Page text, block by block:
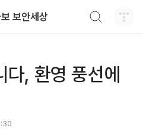
보안세상
, 환영 풍선에